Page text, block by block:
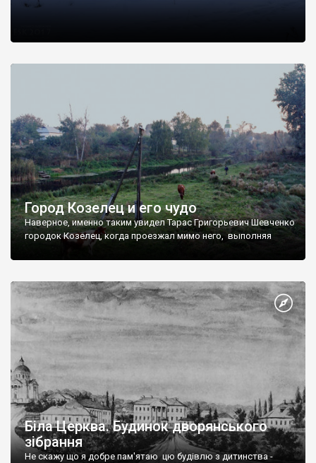
Город Козелец и его чудо
Наверное, именно таким увидел Тарас Григорьевич Шевченко
городок Козелец, когда проезжал мимо него, выполняя
Біла Церква. Будинок дворянського
зібрання
Не скажу що я добре пам'ятаю цю будівлю з дитинства -